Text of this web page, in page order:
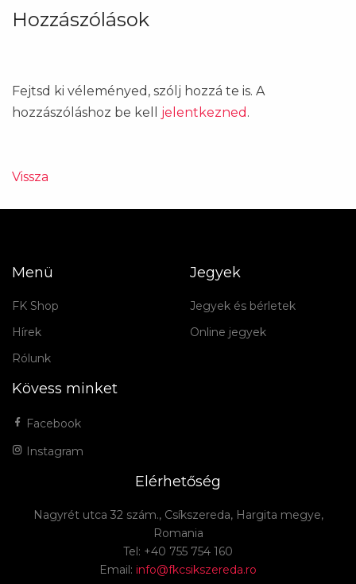
Hozzászólások
Fejtsd ki véleményed, szólj hozzá te is. A
hozzászóláshoz be kell jelentkezned .
Vissza
Menü
FK Shop
Hírek
Rólunk
Jegyek
Jegyek és bérletek
Online jegyek
Kövess minket
Facebook
Instagram
Elérhetőség
Nagyrét utca 32 szám., Csíkszereda, Hargita megye,
Romania
Tel: +40 755 754 160
Email: info@fkcsikszereda.ro